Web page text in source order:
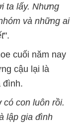
ta lấy. Nhưng
và những ai
".
cuối năm nay
cậu lại là
đình.
con luôn rồi.
lập gia đình